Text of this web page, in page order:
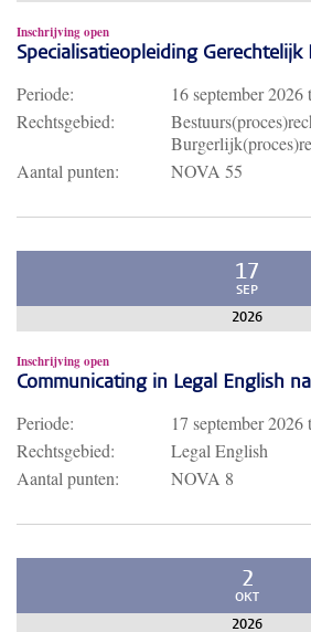
Inschrijving open
Specialisatieopleiding
Periode: 16 september 2026
Rechtsgebied:
Aantal punten:
NOVA 55
17
SEP
2026
Inschrijving open
Communicating in Legal English
Periode: 17 september 2026
Rechtsgebied:
Legal English
Aantal punten:
NOVA 8
2
OKT
2026